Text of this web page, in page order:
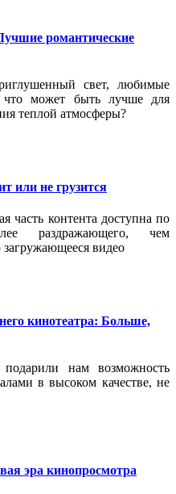
романтические
свет, любимые
может быть лучше для
теплой атмосферы?
или не грузится
часть контента доступна по
раздражающего, чем
видео
кинотеатра: Больше,
нам возможность
в высоком качестве, не
эра кинопросмотра